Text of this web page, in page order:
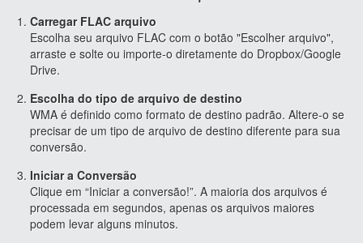
Carregar FLAC arquivo
Escolha seu arquivo FLAC com o botão "Escolher arquivo",
arraste e solte ou importe-o diretamente do Dropbox/Google
Drive.
Escolha do tipo de arquivo de destino
WMA é definido como formato de destino padrão. Altere-o se
precisar de um tipo de arquivo de destino diferente para sua
conversão.
Iniciar a Conversão
Clique em “Iniciar a conversão!”. A maioria dos arquivos é
processada em segundos, apenas os arquivos maiores
podem levar alguns minutos.